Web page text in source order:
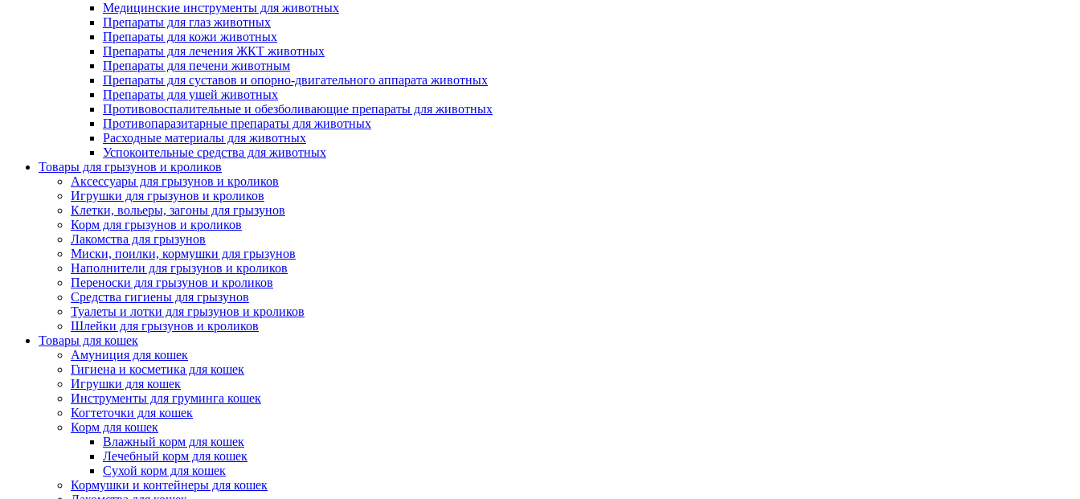
Медицинские инструменты для животных
Препараты для глаз животных
Препараты для кожи животных
Препараты для лечения ЖКТ животных
Препараты для печени животным
Препараты для суставов и опорно-двигательного аппарата животных
Препараты для ушей животных
Противовоспалительные и обезболивающие препараты для животных
Противопаразитарные препараты для животных
Расходные материалы для животных
Успокоительные средства для животных
Товары для грызунов и кроликов
Аксессуары для грызунов и кроликов
Игрушки для грызунов и кроликов
Клетки, вольеры, загоны для грызунов
Корм для грызунов и кроликов
Лакомства для грызунов
Миски, поилки, кормушки для грызунов
Наполнители для грызунов и кроликов
Переноски для грызунов и кроликов
Средства гигиены для грызунов
Туалеты и лотки для грызунов и кроликов
Шлейки для грызунов и кроликов
Товары для кошек
Амуниция для кошек
Гигиена и косметика для кошек
Игрушки для кошек
Инструменты для груминга кошек
Когтеточки для кошек
Корм для кошек
Влажный корм для кошек
Лечебный корм для кошек
Сухой корм для кошек
Кормушки и контейнеры для кошек